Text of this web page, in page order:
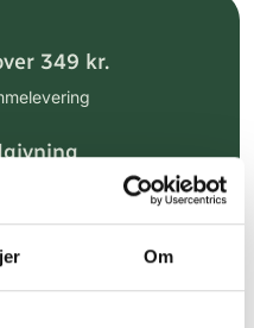
Om
349 kr.
(30 min. i Kbh)